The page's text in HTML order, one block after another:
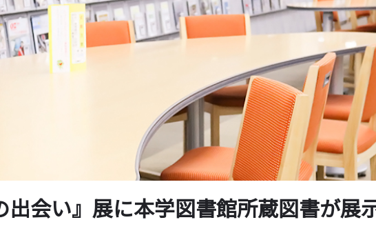
ンク集
受験生の方へ 卒業生の方へ
企業・メディア関
教職員の方へ
ADMISSIONS
ACCESS
受験生の方へ 卒業生の方へ
企業・メディア関
教職員の方へ
ADMISSIONS
ACCESS
機関の利
受験生の方へ 卒業生の方へ
企業・メディア関
教職員の方へ
ADMISSIONS
ACCESS
受験生の方へ 卒業生の方へ
企業・メディア関
教職員の方へ
ADMISSIONS
ACCESS
受験生の方へ 卒業生の方へ
企業・メディア関
教職員の方へ
ADMISSIONS
ACCESS
出会い』展に本学図書館所蔵図書が展